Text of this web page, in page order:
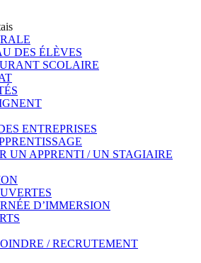
DES ÉLÈVES
SCOLAIRE
ENTREPRISES
UN APPRENTI / UN STAGIAIRE
D’IMMERSION
/ RECRUTEMENT